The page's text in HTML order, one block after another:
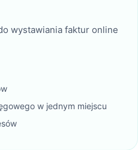
wystawiania faktur online
w jednym miejscu